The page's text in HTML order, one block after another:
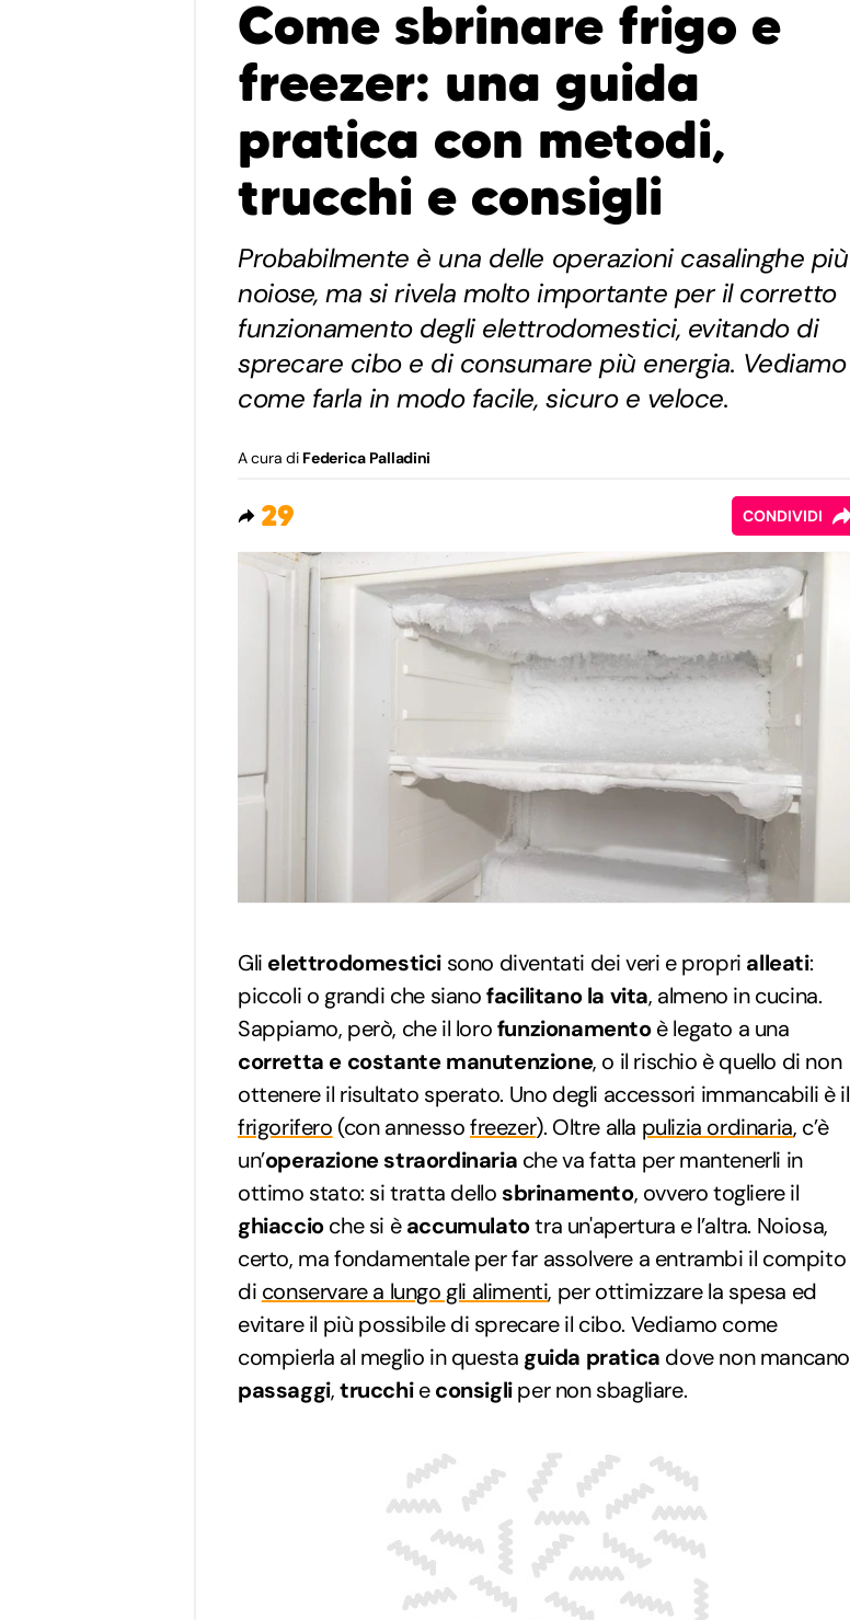
Come sbrinare frigo e
freezer: una guida
pratica con metodi,
trucchi e consigli
Probabilmente è una delle operazioni casalinghe più
noiose, ma si rivela molto importante per il corretto
funzionamento degli elettrodomestici, evitando di
sprecare cibo e di consumare più energia. Vediamo
come farla in modo facile, sicuro e veloce.
A cura di Federica Palladini
29 CONDIVIDI
Gli elettrodomestici sono diventati dei veri e propri alleati:
piccoli o grandi che sianofacilitano la vita, almeno in cucina.
Sappiamo, però, che il lorofunzionamentoè legato a una
corretta e costante manutenzione, o il rischio è quello di non
ottenere il risultato sperato. Uno degli accessori immancabili è il
frigorifero (con annessofreezer). Oltre alla pulizia ordinaria, c’è
un’operazione straordinaria che va fatta per mantenerli in
ottimo stato: si tratta dello sbrinamento, ovvero togliere il
ghiaccioche si èaccumulatotra un'apertura e l’altra. Noiosa,
certo, ma fondamentale per far assolvere a entrambi il compito
di conservare a lungo gli alimenti, per ottimizzare la spesa ed
evitare il più possibile di sprecare il cibo. Vediamo come
compierla al meglio in questa guida pratica dove non mancano
passaggi,trucchieconsigliper non sbagliare.